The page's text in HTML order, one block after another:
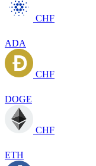
CHF
ADA
CHF
DOGE
CHF
ETH